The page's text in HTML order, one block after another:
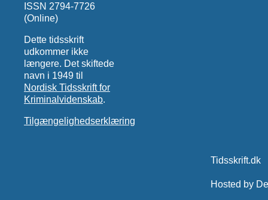
ISSN 2794-7726
(Online)
Dette tidsskrift
udkommer ikke
længere. Det skiftede
navn i 1949 til
Nordisk Tidsskrift for
Kriminalvidenskab.
Tilgængelighedserklæring